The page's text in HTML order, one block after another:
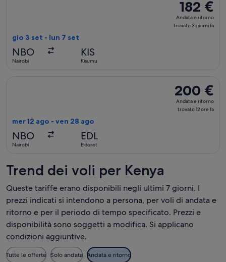
182 €
Andata
e
182 €
Andata e ritorno
trovato 3 giorni fa
gio 3 set - lun 7 set
NBO
Nairobi
KIS
Kisumu
200 €
Andata
e
200 €
Andata e ritorno
trovato 12 ore fa
mer 12 ago - ven 28 ago
NBO
Nairobi
EDL
Eldoret
Trend dei voli per Kenya
Queste tariffe erano disponibili negli ultimi 7 giorni. I
prezzi indicati si intendono a persona, per voli di andata e
ritorno e per il periodo di tempo specificato. Prezzi e
disponibilità sono soggetti a modifica. Si applicano
condizioni aggiuntive.
Tutte le offerte Solo andata Andata e ritorno